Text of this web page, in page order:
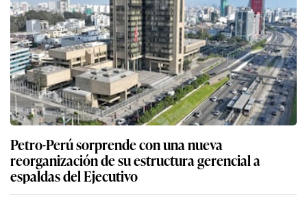
Petro-Perú sorprende con una nueva
reorganización de su estructura gerencial a
espaldas del Ejecutivo